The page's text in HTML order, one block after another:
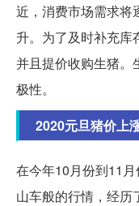
近，消费市场需求将
升。为了及时补充库
并且提价收购生猪。
极性。
2020元旦猪价上
在今年10月份到11
山车般的行情，经历